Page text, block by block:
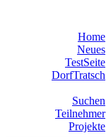
Home
Neues
TestSeite
DorfTratsch
Suchen
Teilnehmer
Projekte